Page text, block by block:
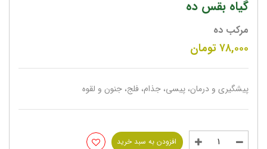
گیاه بقس ده
مرکب ده
۷۸,۰۰۰تومان
پیشگیری و درمان، پیسی، جذام، فلج، جنون و لقوه
افزودن به سبد خرید